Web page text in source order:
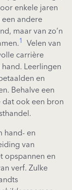
enkele jaren
een andere
maar van zo’n
1
Velen van
carrière
Leerlingen
en
Behalve een
ook een bron
hand- en
van
opspannen en
verf. Zulke